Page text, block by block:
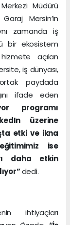
Müdürü
Mersin’in
zamanda iş
bir ekosistem
açılan
iş dünyası,
paydada
ifade eden
programı
üzerine
etki ve ikna
ise
daha etkin
dedi.
ihtiyaçları